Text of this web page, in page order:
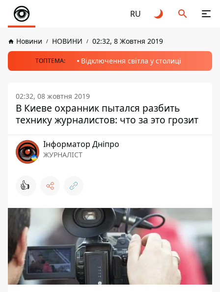
RU
Новини НОВИНИ 02:32, 8 Жовтня 2019
ТОПТЕМА: Відключення світла у столиці
02:32, 08 жовтня 2019
В Киеве охранник пытался разбить
технику журналистов: что за это грозит
Інформатор Дніпро
ЖУРНАЛІСТ
👍